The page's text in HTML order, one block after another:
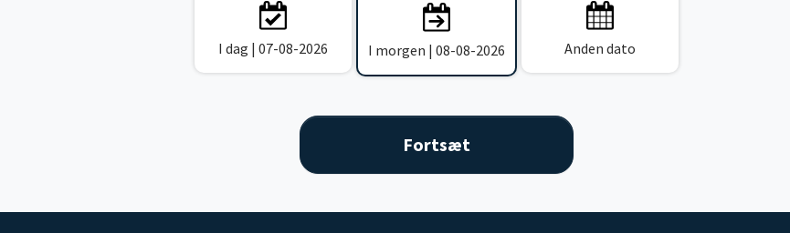
I dag | 07-08-2026 I morgen | 08-08-2026 Anden dato